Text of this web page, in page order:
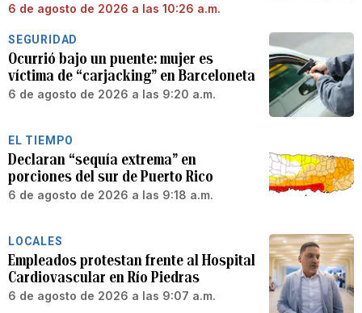
6 de agosto de 2026 a las 10:26 a.m.
SEGURIDAD
Ocurrió bajo un puente: mujer es
víctima de “carjacking” en Barceloneta
6 de agosto de 2026 a las 9:20 a.m.
EL TIEMPO
Declaran “sequía extrema” en
porciones del sur de Puerto Rico
6 de agosto de 2026 a las 9:18 a.m.
LOCALES
Empleados protestan frente al Hospital
Cardiovascular en Río Piedras
6 de agosto de 2026 a las 9:07 a.m.